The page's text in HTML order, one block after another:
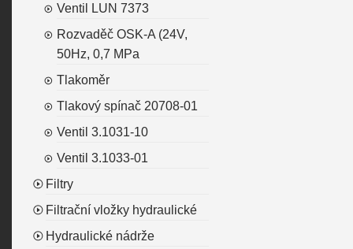
Ventil LUN 7373
Rozvaděč OSK-A (24V,
50Hz, 0,7 MPa
Tlakoměr
Tlakový spínač 20708-01
Ventil 3.1031-10
Ventil 3.1033-01
Filtry
Filtrační vložky hydraulické
Hydraulické nádrže